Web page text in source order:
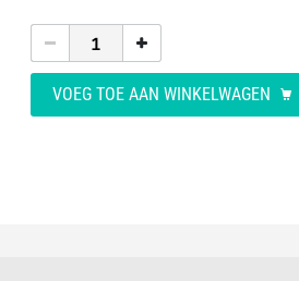
VOEG TOE AAN WINKELWAGEN